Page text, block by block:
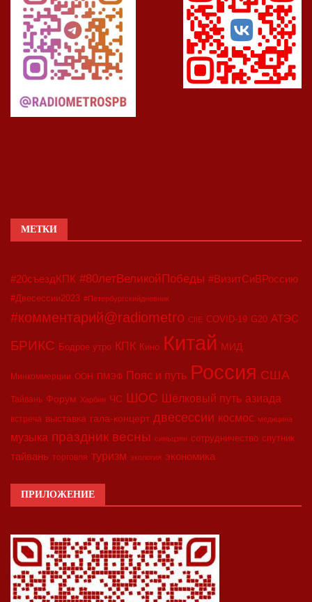
МЕТКИ
#20съездКПК #80летВеликойПобеды #ВизитСиВРоссию
#Двесессии2023 #Петербургскийдневник
#комментарий@radiometro CIIE COVID-19 G20 АТЭС
БРИКС Бодрое утро КПК Кино Китай МИД
Минкоммерции ООН ПМЭФ Пояс и путь Россия США
Тайвань Форум Харбин ЧС ШОС Шёлковый путь азиада
встреча выставка гала-концерт двесессии космос медицина
музыка праздник весны синьцзян сотрудничество спутник
тайвань торговля туризм экология экономика
ПРИЛОЖЕНИЕ